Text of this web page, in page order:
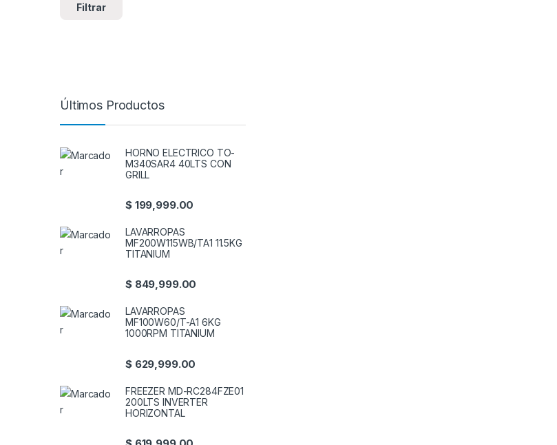
Filtrar
Últimos Productos
HORNO ELECTRICO TO-
M340SAR4 40LTS CON
GRILL
$199,999.00
LAVARROPAS
MF200W115WB/TA1 11.5KG
TITANIUM
$849,999.00
LAVARROPAS
MF100W60/T-A1 6KG
1000RPM TITANIUM
$629,999.00
FREEZER MD-RC284FZE01
200LTS INVERTER
HORIZONTAL